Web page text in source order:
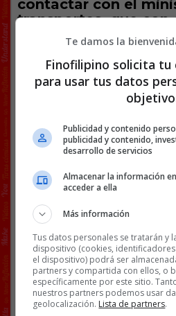
contactar con el
transportes, que con
perdidos del
Barcelona.
@
Te damos la
Finofilipino solicita tu
para usar tus datos
Publicidad y contenido
publicidad y contenido,
desarrollo de servicios
Almacenar la información
acceder a ella
Más información
Tus datos personales se tratarán y
dispositivo (cookies,
el dispositivo) podrá ser
partners y compartida con ellos, o
específicamente por este sitio.
nuestros partners podemos usar
geolocalización. Lista de partners.